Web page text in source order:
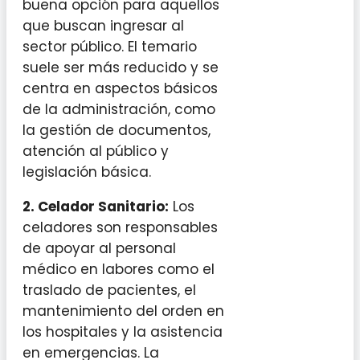
buena opción para aquellos
que buscan ingresar al
sector público. El temario
suele ser más reducido y se
centra en aspectos básicos
de la administración, como
la gestión de documentos,
atención al público y
legislación básica.
2. Celador Sanitario: Los
celadores son responsables
de apoyar al personal
médico en labores como el
traslado de pacientes, el
mantenimiento del orden en
los hospitales y la asistencia
en emergencias. La